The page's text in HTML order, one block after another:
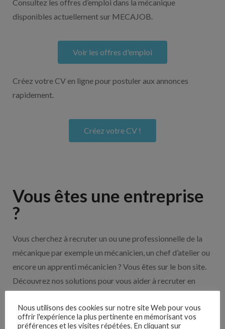
Consultez les offres d’emploi dans la mécanique
disponibles actuellement sur MECAJOB.
Voir les offres d'emploi
Créez votre CV en ligne pour postuler aux annonces
rapidement.
Créez votre CV !
Vous êtes une entreprise
?
Vous cherchez à recruter un ou une professionnelle de la
mécanique par exemple un mécanicien, un chef d’atelier ou
encore un apprenti mécanicien ? Vous êtes sur le bon site.
Découvrez nos solutions pour vous aider à recruter en
Nous utilisons des cookies sur notre site Web pour vous
offrir l'expérience la plus pertinente en mémorisant vos
préférences et les visites répétées. En cliquant sur